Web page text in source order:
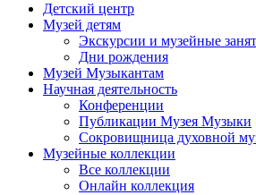
Детский центр
Музей детям
Экскурсии и музейные
Дни рождения
Музей Музыкантам
Научная деятельность
Конференции
Публикации Музея Музыки
Сокровищница духовной
Музейные коллекции
Все коллекции
Онлайн коллекция